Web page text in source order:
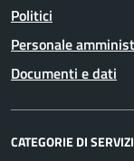
Politici
Personale
Documenti e dati
CATEGORIE DI